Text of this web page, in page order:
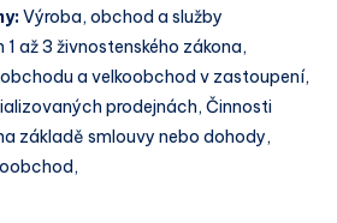
Výroba, obchod a služby
až 3 živnostenského zákona,
a velkoobchod v zastoupení,
prodejnách, Činnosti
základě smlouvy nebo dohody,